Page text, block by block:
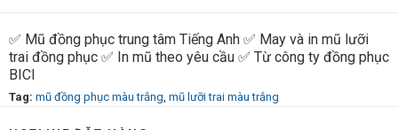
✅ Mũ đồng phục trung tâm Tiếng Anh ✅ May và in mũ lưỡi
trai đồng phục ✅ In mũ theo yêu cầu ✅ Từ công ty đồng phục
BICI
Tag: mũ đồng phục màu trắng, mũ lưỡi trai màu trắng